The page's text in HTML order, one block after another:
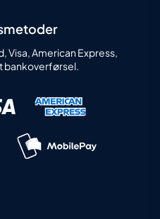
Visa, American Express,
bankoverførsel.